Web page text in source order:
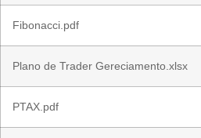
Fibonacci.pdf
Plano de Trader Gereciamento.xlsx
PTAX.pdf